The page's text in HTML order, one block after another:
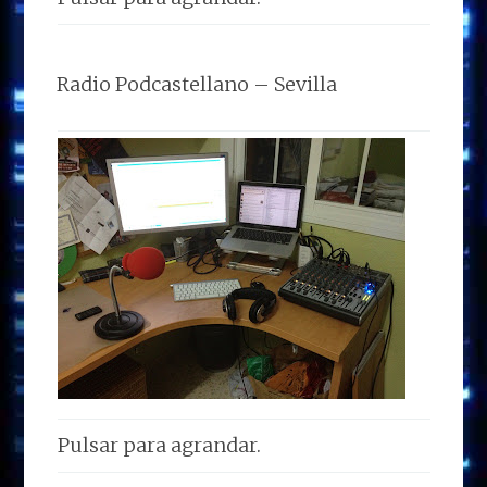
Radio Podcastellano – Sevilla
Pulsar para agrandar.